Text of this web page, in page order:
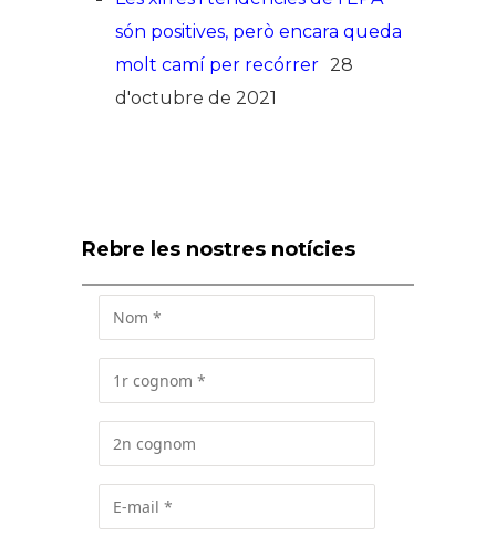
són positives, però encara queda
molt camí per recórrer 28
d'octubre de 2021
Rebre les nostres notícies